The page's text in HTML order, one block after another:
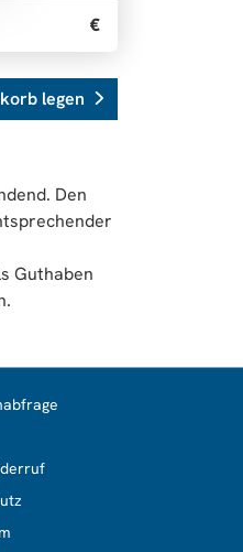
€
legen
Den
Guthaben